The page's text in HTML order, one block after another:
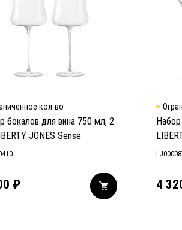
кол-во
бокалов для вина 750 мл, 2
JONES Sense
₽ 4